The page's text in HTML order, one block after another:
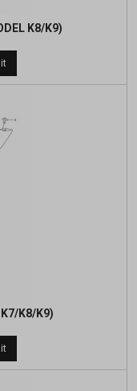
K8/K9)
K7/K8/K9)